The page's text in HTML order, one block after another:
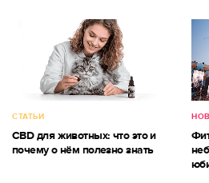
СТАТЬИ
CBD для животных: что это и
почему о нём полезно знать